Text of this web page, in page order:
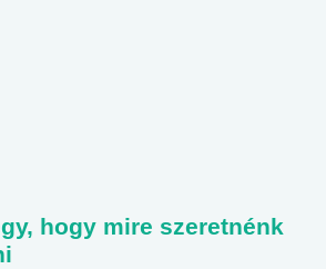
hogy mire szeretnénk